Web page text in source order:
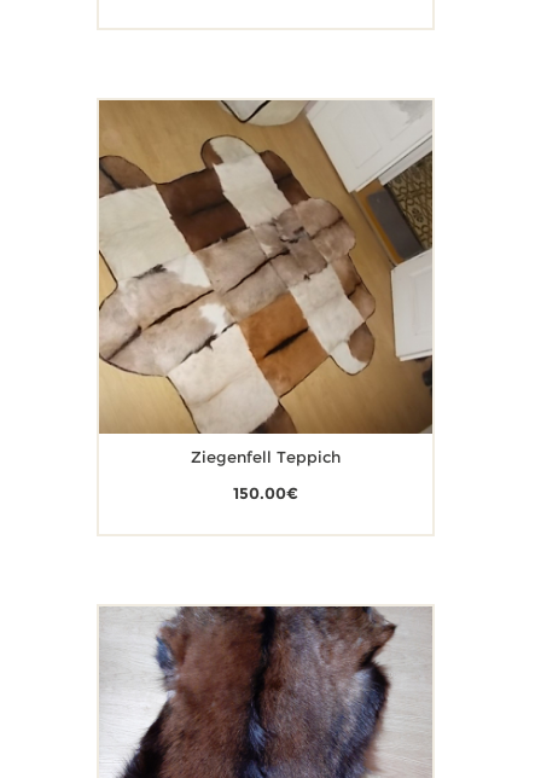
Ziegenfell Teppich
150.00€